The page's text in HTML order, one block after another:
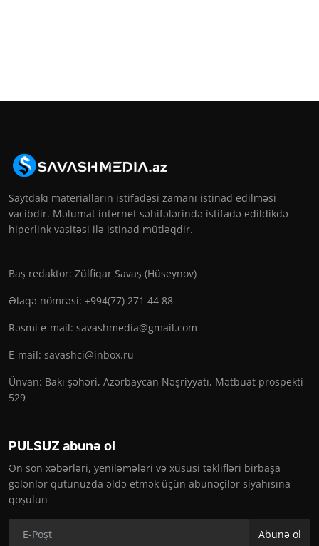
Saytdakı materialların istifadəsi zamanı istinad edilməsi
vacibdir. Məlumat internet səhifələrində istifadə edildikdə
hiperlink vasitəsi ilə istinad mütləqdir.
Baş redaktor: Zülfiqar Savaş (Hüseynov)
Əlaqə nömrəsi: +994(77) 271 44 88
Rəsmi e-mail: savashmedia@gmail.com
E-mail: savashci@inbox.ru
Ünvan: Bakı şəhəri, Azərbaycan Nəşriyyatı, Mətbuat prospekti
529
PULSUZ abunə ol
Ən son xəbərləri, yeniləmələri və xüsusi təklifləri birbaşa
gələnlər qutunuzda əldə etmək üçün abunəçilər siyahısına
qoşulun
Abunə ol